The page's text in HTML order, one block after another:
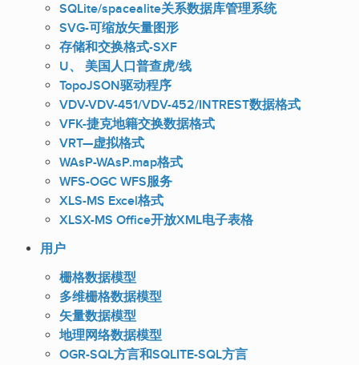
SQLite/spacealite关系数据库管理系统
SVG-可缩放矢量图形
存储和交换格式-SXF
U、 美国人口普查虎/线
TopoJSON驱动程序
VDV-VDV-451/VDV-452/INTREST数据格式
VFK-捷克地籍交换数据格式
VRT—虚拟格式
WAsP-WAsP.map格式
WFS-OGC WFS服务
XLS-MS Excel格式
XLSX-MS Office开放XML电子表格
用户
栅格数据模型
多维栅格数据模型
矢量数据模型
地理网络数据模型
OGR-SQL方言和SQLITE-SQL方言